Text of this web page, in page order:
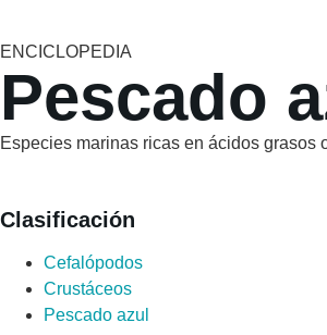
ENCICLOPEDIA
Pescado
Especies marinas ricas en ácidos grasos
Clasificación
Cefalópodos
Crustáceos
Pescado azul